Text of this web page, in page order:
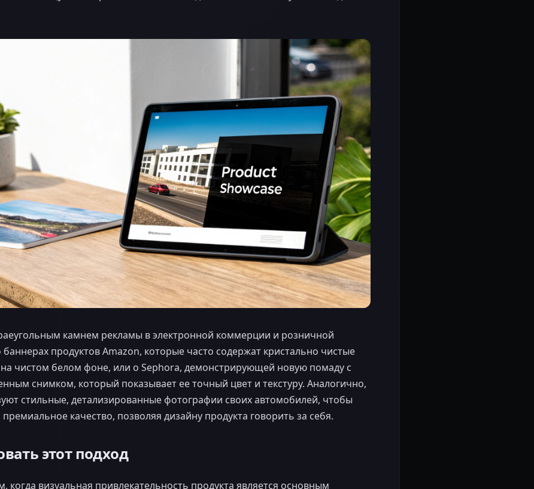
камнем рекламы в электронной коммерции и розничной
продуктов Amazon, которые часто содержат кристально чистые
чистом белом фоне, или о Sephora, демонстрирующей новую помаду с
снимком, который показывает ее точный цвет и текстуру. Аналогично,
стильные, детализированные фотографии своих автомобилей, чтобы
качество, позволяя дизайну продукта говорить за себя.
этот подход
когда визуальная привлекательность продукта является основным